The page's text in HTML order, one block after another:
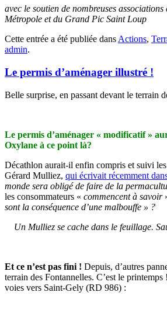
avec le soutien de nombreuses associations
Métropole et du Grand Pic Saint Loup
Cette entrée a été publiée dansActions,
admin.
Le permis d’aménager illustré !
Belle surprise, en passant devant le terrain
Le permis d’aménager « modificatif »
Oxylane à ce point là?
Décathlon aurait-il enfin compris et suivi
Gérard Mulliez, qui écrivait récemment
monde sera obligé de faire de la
les consommateurs « commencent à savoir
sont la conséquence d’une malbouffe » ?
Un Mulliez se cache dans le feuillage.
Et ce n’est pas fini ! Depuis, d’autres
terrain des Fontannelles. C’est le
voies vers Saint-Gely (RD 986) :